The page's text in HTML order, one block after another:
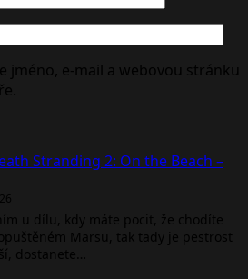
jméno, e-mail a webovou stránku
Stranding 2: On the Beach –
u dílu, kdy máte pocit, že chodíte
Marsu, tak tady je pestrost
dostanete…